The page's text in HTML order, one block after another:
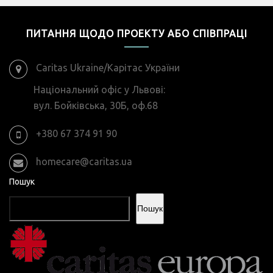
ПИТАННЯ ЩОДО ПРОЕКТУ АБО СПІВПРАЦІ
Caritas Ukraine/Карітас України
Національний офіс у Львові:
вул. Бойківська, 30Б, оф.68
+380 67 374 91 90
homecare@caritas.ua
Пошук
Пошук